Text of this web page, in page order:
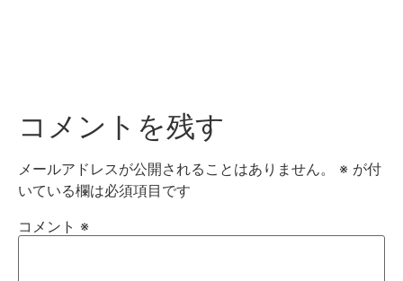
コメントを残す
メールアドレスが公開されることはありません。 ※ が付
いている欄は必須項目です
コメント ※